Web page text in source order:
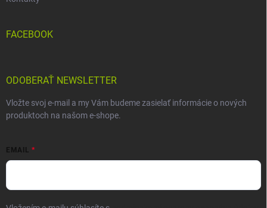
FACEBOOK
ODOBERAŤ NEWSLETTER
Vložte svoj e-mail a my Vám budeme zasielať informácie o nových
produktoch na našom e-shope.
EMAIL